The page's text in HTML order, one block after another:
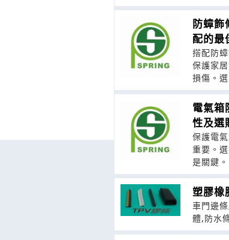
防蟑飾
配的最
搭配防
保護家
損傷。選
電氣箱
性及選
保護電
重要。
是關鍵。
塑膠橡
車門邊
體,防水